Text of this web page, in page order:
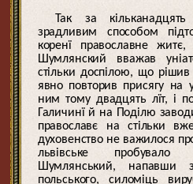
Так за
зрадливим способом
коренї православне
Шумлянский вважав
стільки доспілою, що
явно повторив присягу на
ним тому двадцять лїт, і
Галичинї й на Поділю
православє на стільки
духовенство не важилося
львівське пробувало
Шумлянський, напавши
польського, силоміць